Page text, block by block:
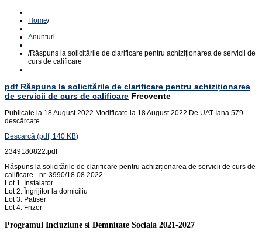
Home/
Anunturi
/Răspuns la solicitările de clarificare pentru achiziționarea de servicii de
curs de calificare
pdf Răspuns la solicitările de clarificare pentru achiziționarea
de servicii de curs de calificare Frecvente
Publicate la 18 August 2022 Modificate la 18 August 2022 De UAT Iana 579
descărcate
Descarcă (pdf, 140 KB)
2349180822.pdf
Răspuns la solicitările de clarificare pentru achiziționarea de servicii de curs de
calificare - nr. 3990/18.08.2022
Lot 1. Instalator
Lot 2. Îngrijitor la domiciliu
Lot 3. Patiser
Lot 4. Frizer
Programul Incluziune si Demnitate Sociala 2021-2027